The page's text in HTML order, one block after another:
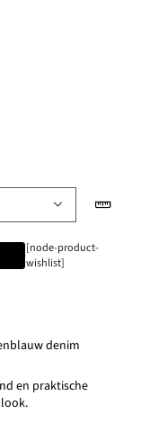
[node-product-
wishlist]
denim
en praktische